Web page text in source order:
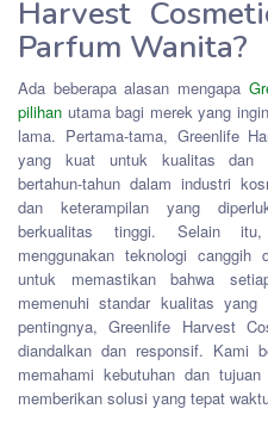
Harvest
Parfum Wanita?
Ada beberapa alasan mengapa
pilihan utama bagi merek yang
lama. Pertama-tama, Greenlife
yang kuat untuk kualitas dan
bertahun-tahun dalam industri
dan keterampilan yang
berkualitas tinggi. Selain
menggunakan teknologi
untuk memastikan bahwa
memenuhi standar kualitas
pentingnya, Greenlife Harvest
diandalkan dan responsif. Kami
memahami kebutuhan dan
memberikan solusi yang tepat